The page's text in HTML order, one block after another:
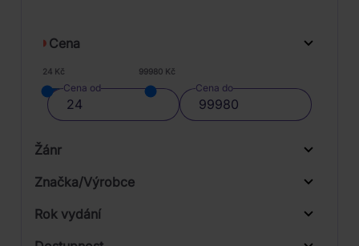
Cena
24 Kč 99980 Kč
Cena od Cena do
Žánr
Značka/Výrobce
Rok vydání
Od